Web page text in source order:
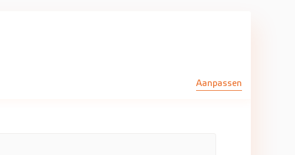
Aanpassen